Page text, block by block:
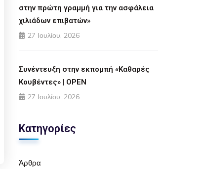
στην πρώτη γραμμή για την ασφάλεια
χιλιάδων επιβατών»
27 Ιουλίου, 2026
Συνέντευξη στην εκπομπή «Καθαρές
Κουβέντες» | OPEN
27 Ιουλίου, 2026
Κατηγορίες
Άρθρα